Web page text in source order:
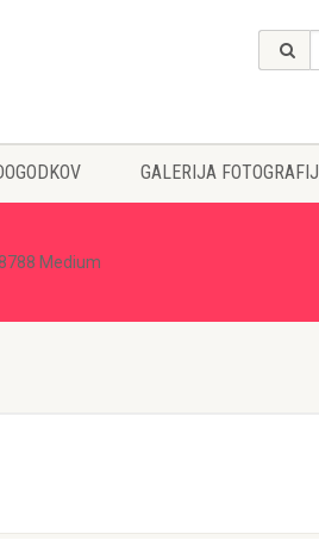
GALERIJA FOTOGRAFIJ
Medium